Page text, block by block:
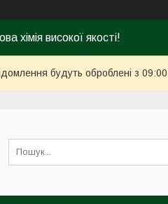
хімія високої якості!
будуть оброблені з